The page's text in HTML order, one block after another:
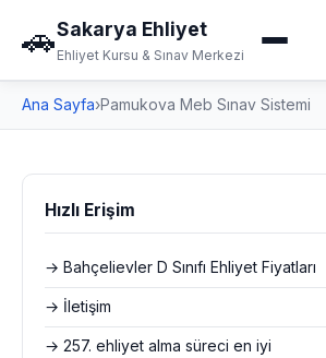
🚗Sakarya Ehliyet
Ehliyet Kursu & Sınav Merkezi
Ana Sayfa›Pamukova Meb Sınav Sistemi
Hızlı Erişim
→ Bahçelievler D Sınıfı Ehliyet Fiyatları
→ İletişim
→ 257. ehliyet alma süreci en iyi